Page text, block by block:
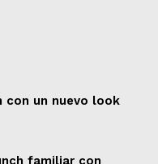
con un nuevo look
familiar con